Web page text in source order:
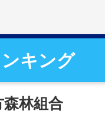
キング
林組合